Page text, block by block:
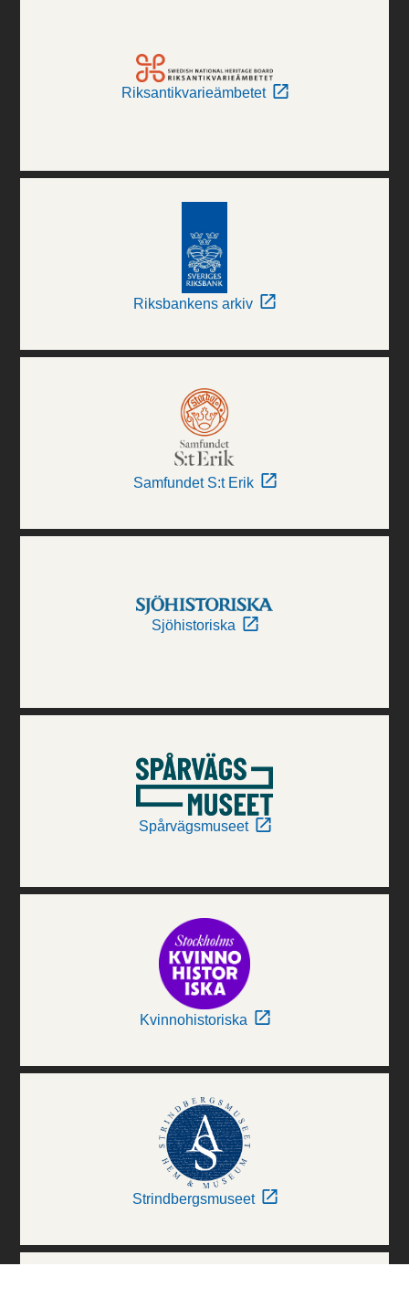
Riksantikvarieämbetet
Riksbankens arkiv
Samfundet S:t Erik
Sjöhistoriska
Spårvägsmuseet
Kvinnohistoriska
Strindbergsmuseet